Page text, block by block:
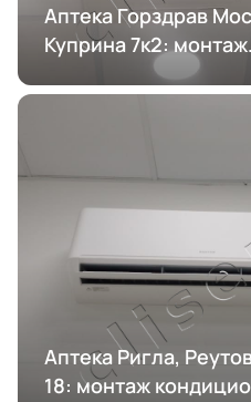
Аптека Горздрав
Куприна 7к2: монтаж
кондиционирования
Аптека Ригла,
18: монтаж